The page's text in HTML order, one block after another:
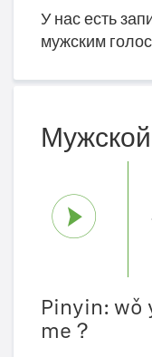
У нас есть
мужским
Pinyin: wǒ
me？